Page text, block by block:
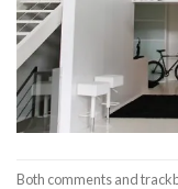
Both comments and